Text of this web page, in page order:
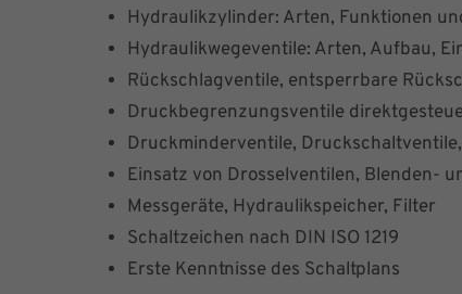
Hydraulikzylinder: Arten, Funktionen
Hydraulikwegeventile: Arten, Aufbau,
Rückschlagventile, entsperrbare
Druckbegrenzungsventile
Druckminderventile,
Einsatz von Drosselventilen, Blenden-
Messgeräte, Hydraulikspeicher, Filter
Schaltzeichen nach DIN ISO 1219
Erste Kenntnisse des Schaltplans